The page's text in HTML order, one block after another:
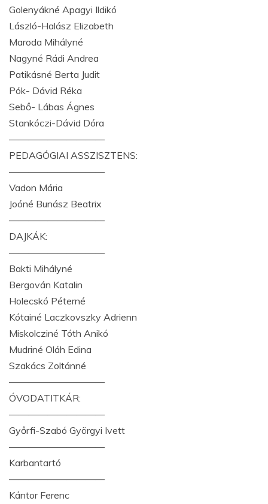
Golenyákné Apagyi Ildikó
László-Halász Elizabeth
Maroda Mihályné
Nagyné Rádi Andrea
Patikásné Berta Judit
Pók- Dávid Réka
Sebő- Lábas Ágnes
Stankóczi-Dávid Dóra
——————————
PEDAGÓGIAI ASSZISZTENS:
——————————
Vadon Mária
Joóné Bunász Beatrix
——————————
DAJKÁK:
——————————
Bakti Mihályné
Bergován Katalin
Holecskó Péterné
Kótainé Laczkovszky Adrienn
Miskolcziné Tóth Anikó
Mudriné Oláh Edina
Szakács Zoltánné
——————————
ÓVODATITKÁR:
——————————
Győrfi-Szabó Györgyi Ivett
——————————
Karbantartó
——————————
Kántor Ferenc